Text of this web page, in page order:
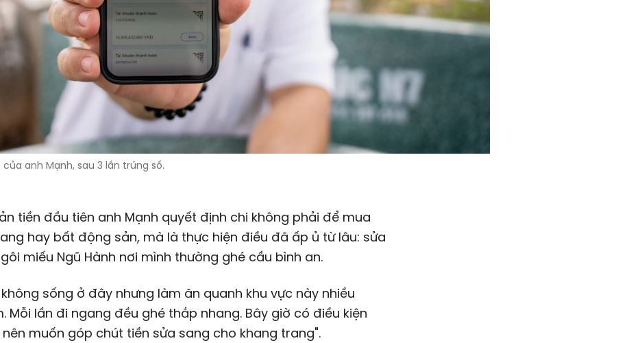
anh Mạnh, sau 3 lần trúng số.
tiền đầu tiên anh Mạnh quyết định chi không phải để mua
hay bất động sản, mà là thực hiện điều đã ấp ủ từ lâu: sửa
miếu Ngũ Hành nơi mình thường ghé cầu bình an.
không sống ở đây nhưng làm ăn quanh khu vực này nhiều
Mỗi lần đi ngang đều ghé thắp nhang. Bây giờ có điều kiện
nên muốn góp chút tiền sửa sang cho khang trang".